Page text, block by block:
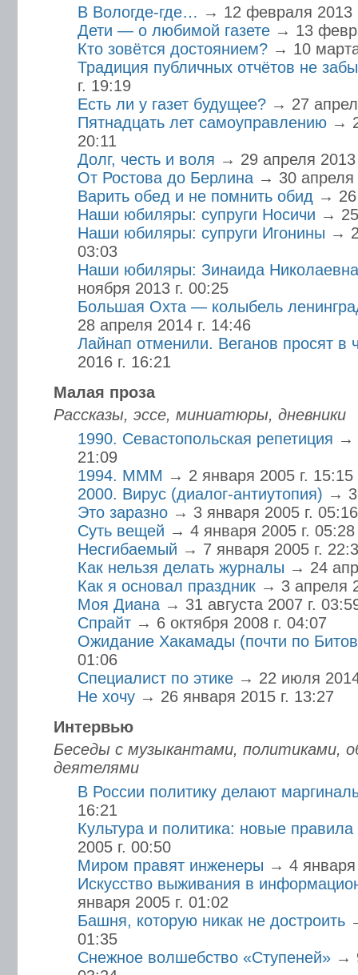
В Вологде-где… → 12 февраля 2013
Дети — о любимой газете → 13
Кто зовётся достоянием? → 10
Традиция публичных отчётов не
г. 19:19
Есть ли у газет будущее? → 27
Пятнадцать лет самоуправлению →
20:11
Долг, честь и воля → 29 апреля 2013
От Ростова до Берлина → 30 апреля
Варить обед и не помнить обид → 26
Наши юбиляры: супруги Носичи →
Наши юбиляры: супруги Игонины →
03:03
Наши юбиляры: Зинаида
ноября 2013 г. 00:25
Большая Охта — колыбель
28 апреля 2014 г. 14:46
Лайнап отменили. Веганов просят в
2016 г. 16:21
Малая проза
Рассказы, эссе, миниатюры, дневники
1990. Севастопольская репетиция →
21:09
1994. МММ → 2 января 2005 г. 15:15
2000. Вирус (диалог-антиутопия) → 3
Это заразно → 3 января 2005 г. 05:16
Суть вещей → 4 января 2005 г. 05:28
Несгибаемый → 7 января 2005 г.
Как нельзя делать журналы → 24
Как я основал праздник → 3 апреля
Моя Диана → 31 августа 2007 г.
Спрайт → 6 октября 2008 г. 04:07
Ожидание Хакамады (почти по
01:06
Специалист по этике → 22 июля
Не хочу → 26 января 2015 г. 13:27
Интервью
Беседы с музыкантами, политиками,
деятелями
В России политику делают
16:21
Культура и политика: новые
2005 г. 00:50
Миром правят инженеры → 4 января
Искусство выживания в
января 2005 г. 01:02
Башня, которую никак не достроить
01:35
Снежное волшебство «Ступеней» →